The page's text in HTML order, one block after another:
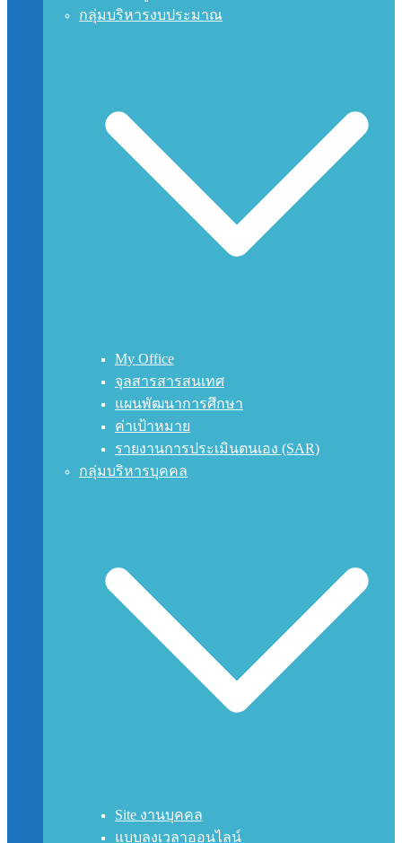
กลุ่มบริหารงบประมาณ
My Office
จุลสารสารสนเทศ
แผนพัฒนาการศึกษา
ค่าเป้าหมาย
รายงานการประเมินตนเอง (SAR)
กลุ่มบริหารบุคคล
Site งานบุคคล
แบบลงเวลาออนไลน์